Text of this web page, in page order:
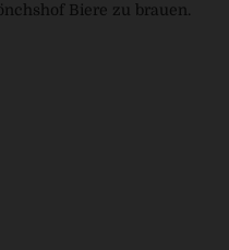
Biere zu brauen.